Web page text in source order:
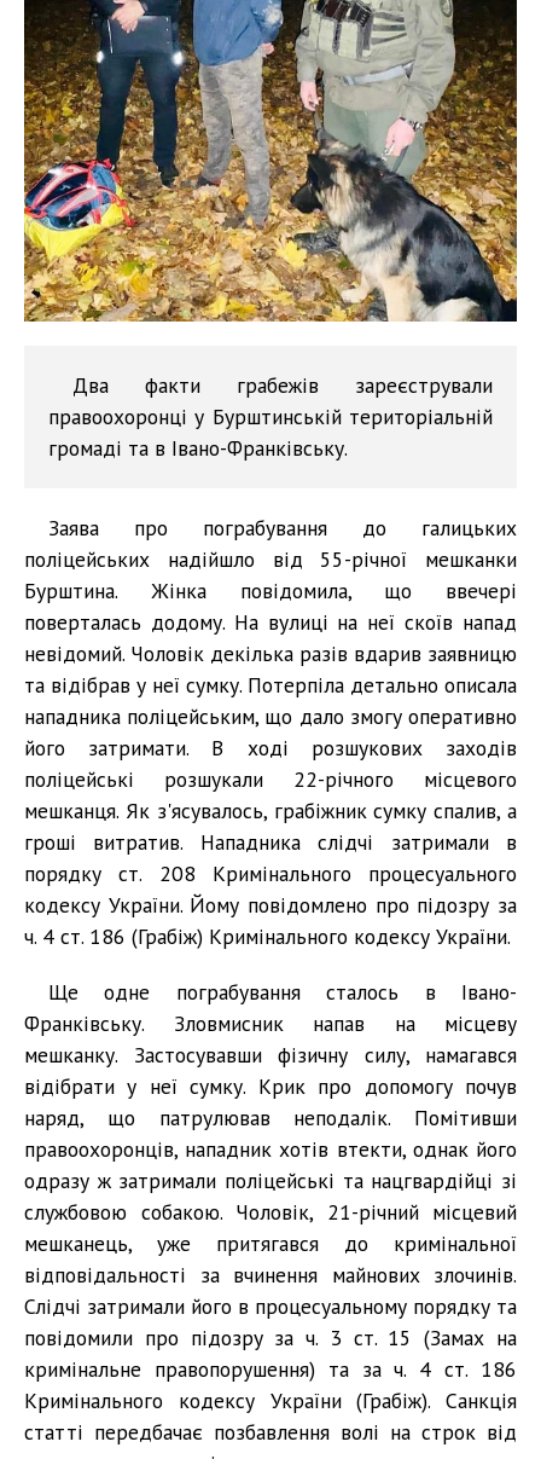
Два факти грабежів зареєстрували
правоохоронці у Бурштинській територіальній
громаді та в Івано-Франківську.
Заява про пограбування до галицьких
поліцейських надійшло від 55-річної мешканки
Бурштина. Жінка повідомила, що ввечері
поверталась додому. На вулиці на неї скоїв напад
невідомий. Чоловік декілька разів вдарив заявницю
та відібрав у неї сумку. Потерпіла детально описала
нападника поліцейським, що дало змогу оперативно
його затримати. В ході розшукових заходів
поліцейські розшукали 22-річного місцевого
мешканця. Як з'ясувалось, грабіжник сумку спалив, а
гроші витратив. Нападника слідчі затримали в
порядку ст. 208 Кримінального процесуального
кодексу України. Йому повідомлено про підозру за
ч. 4 ст. 186 (Грабіж) Кримінального кодексу України.
Ще одне пограбування сталось в Івано-
Франківську. Зловмисник напав на місцеву
мешканку. Застосувавши фізичну силу, намагався
відібрати у неї сумку. Крик про допомогу почув
наряд, що патрулював неподалік. Помітивши
правоохоронців, нападник хотів втекти, однак його
одразу ж затримали поліцейські та нацгвардійці зі
службовою собакою. Чоловік, 21-річний місцевий
мешканець, уже притягався до кримінальної
відповідальності за вчинення майнових злочинів.
Слідчі затримали його в процесуальному порядку та
повідомили про підозру за ч. 3 ст. 15 (Замах на
кримінальне правопорушення) та за ч. 4 ст. 186
Кримінального кодексу України (Грабіж). Санкція
статті передбачає позбавлення волі на строк від